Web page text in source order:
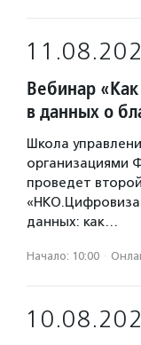
Вебинар
в данных о
Школа
организациями
проведет
данных: как…
Начало: 10:00 ·